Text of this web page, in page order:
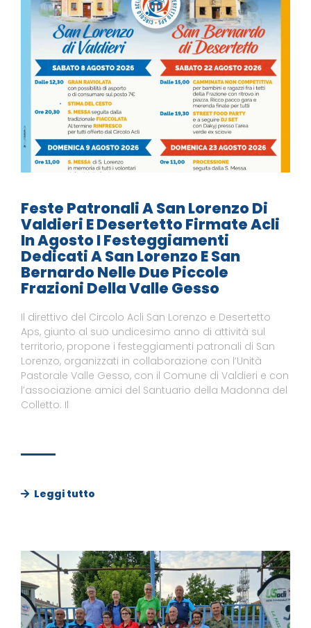
Feste Patronali A San Lorenzo Di
Valdieri E Desertetto Firmate Acli
In Agosto I Festeggiamenti
Dedicati A San Lorenzo E San
Bernardo Nelle Due Piccole
Frazioni Della Valle Gesso
Il direttivo del Circolo Acli San Lorenzo e Desertetto
Aps, giunto al suo undicesimo anno di attività sul
territorio, propone i festeggiamenti patronali di San
Lorenzo, organizzati in collaborazione con l’Unità
Pastorale Valle Gesso, con il Comune di Valdieri e con
l’associazione amici del Santuario della Madonna del
Colletto. Il
Leggi tutto